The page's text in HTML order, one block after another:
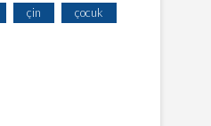
çin çocuk